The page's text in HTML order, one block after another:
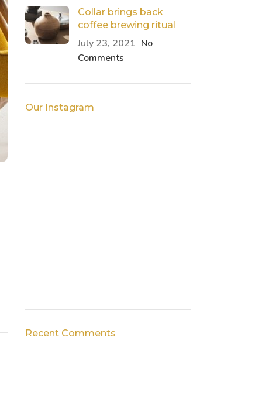
Collar brings back
coffee brewing ritual
July 23, 2021 No
Comments
Our Instagram
Recent Comments